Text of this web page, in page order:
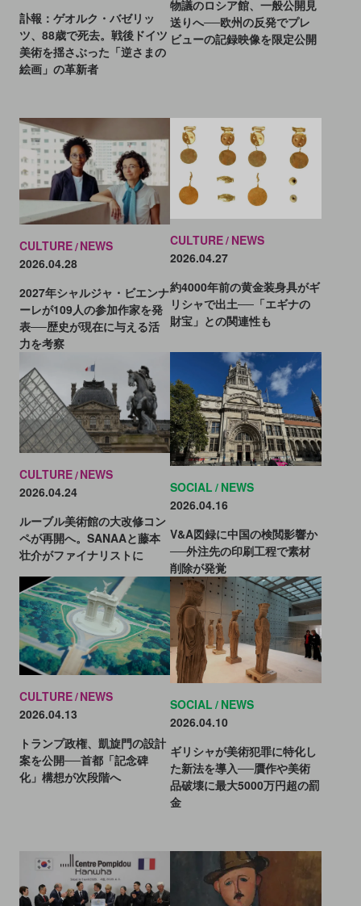
訃報：ゲオルク・バゼリッ
ツ、88歳で死去。戦後ドイツ
美術を揺さぶった「逆さまの
絵画」の革新者
物議のロシア館、一般公開見
送りへ──欧州の反発でプレ
ビューの記録映像を限定公開
CULTURE NEWS
2026.04.28
2027年シャルジャ・ビエンナ
ーレが109人の参加作家を発
表──歴史が現在に与える活
力を考察
CULTURE NEWS
2026.04.27
約4000年前の黄金装身具がギ
リシャで出土──「エギナの
財宝」との関連性も
CULTURE NEWS
2026.04.24
ルーブル美術館の大改修コン
ペが再開へ。SANAAと藤本
壮介がファイナリストに
SOCIAL NEWS
2026.04.16
V&A図録に中国の検閲影響か
──外注先の印刷工程で素材
削除が発覚
CULTURE NEWS
2026.04.13
トランプ政権、凱旋門の設計
案を公開──首都「記念碑
化」構想が次段階へ
SOCIAL NEWS
2026.04.10
ギリシャが美術犯罪に特化し
た新法を導入──贋作や美術
品破壊に最大5000万円超の罰
金